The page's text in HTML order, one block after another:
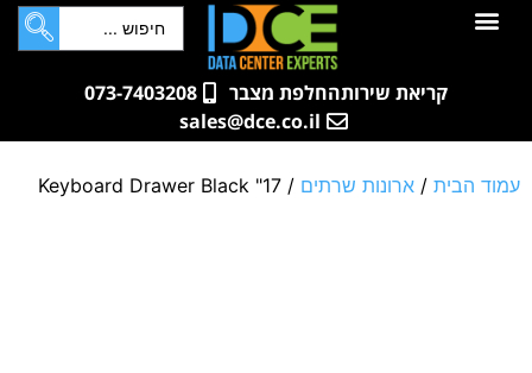
לתוכן
קריאת שירותהחלפת מצבר
073-7403208
sales@dce.co.il
עמוד הבית / ארונות שרתים / 17" Keyboard Drawer Black